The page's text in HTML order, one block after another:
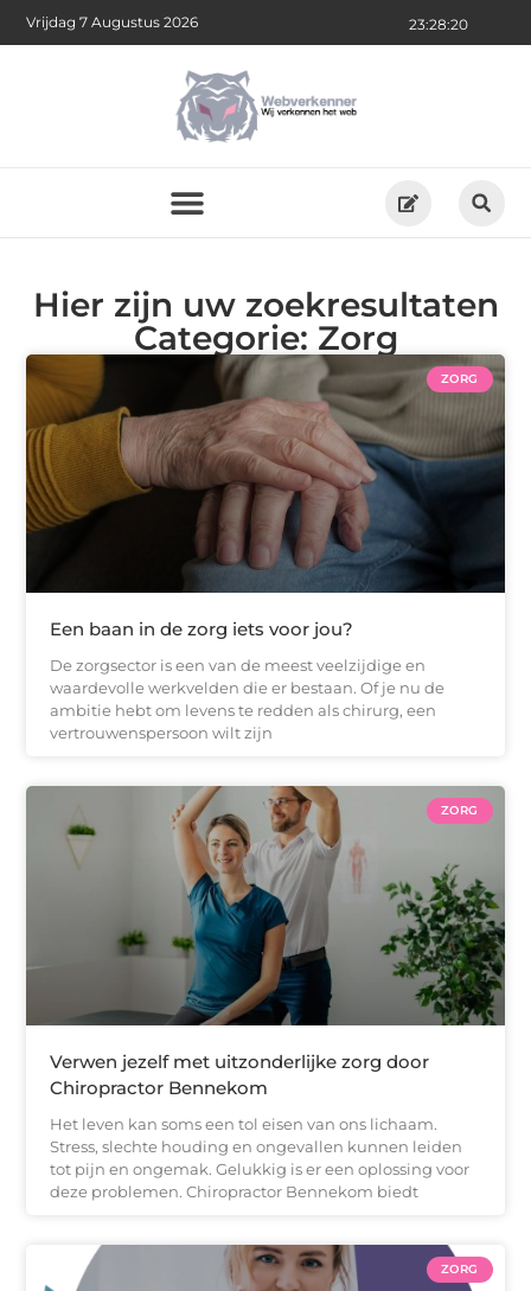
23:28:20
Vrijdag 7 Augustus 2026
Hier zijn uw zoekresultaten
Categorie: Zorg
ZORG
Een baan in de zorg iets voor jou?
De zorgsector is een van de meest veelzijdige en
waardevolle werkvelden die er bestaan. Of je nu de
ambitie hebt om levens te redden als chirurg, een
vertrouwenspersoon wilt zijn
ZORG
Verwen jezelf met uitzonderlijke zorg door
Chiropractor Bennekom
Het leven kan soms een tol eisen van ons lichaam.
Stress, slechte houding en ongevallen kunnen leiden
tot pijn en ongemak. Gelukkig is er een oplossing voor
deze problemen. Chiropractor Bennekom biedt
ZORG